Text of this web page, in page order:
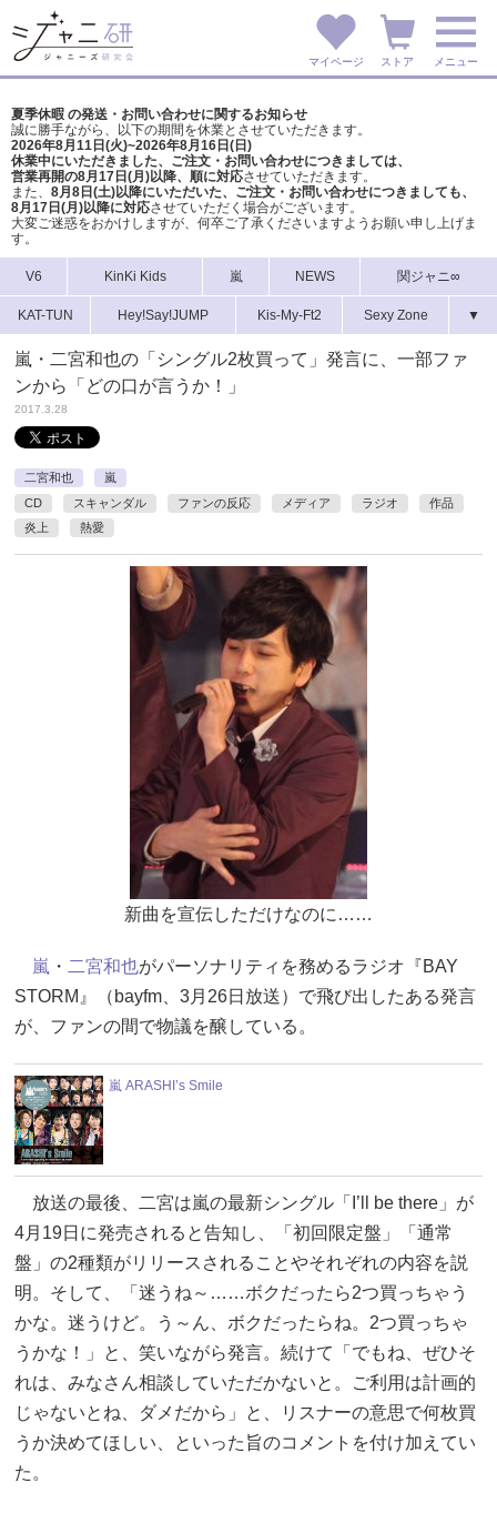
マイページ ストア メニュー
夏季休暇 の発送・お問い合わせに関するお知らせ
誠に勝手ながら、以下の期間を休業とさせていただきます。
2026年8月11日(火)~2026年8月16日(日)
休業中にいただきました、ご注文・お問い合わせにつきましては、
営業再開の8月17日(月)以降、順に対応させていただきます。
また、 8月8日(土)以降にいただいた、ご注文・ お問い合わせにつきましても、
8月17日(月)以降に対応させていただく場合がございます。
大変ご迷惑をおかけしますが、 何卒ご了承くださいますようお願い申し上げま
す。
V6 KinKi Kids 嵐 NEWS 関ジャニ∞
KAT-TUN Hey!Say!JUMP Kis-My-Ft2 Sexy Zone ▼
嵐・二宮和也の「シングル2枚買って」発言に、一部ファ
ンから「どの口が言うか！」
2017.3.28
二宮和也
嵐
CD
スキャンダル ファンの反応 メディア ラジオ
作品
炎上
熱愛
新曲を宣伝しただけなのに……
嵐 ・ 二宮和也がパーソナリティを務めるラジオ『BAY
STORM』（bayfm、3月26日放送）で飛び出したある発言
が、ファンの間で物議を醸している。
嵐 ARASHI’s Smile
放送の最後、二宮は嵐の最新シングル「I’ll be there」が
4月19日に発売されると告知し、「初回限定盤」「通常
盤」の2種類がリリースされることやそれぞれの内容を説
明。そして、「迷うね～……ボクだったら2つ買っちゃう
かな。迷うけど。う～ん、ボクだったらね。2つ買っちゃ
うかな！」と、笑いながら発言。続けて「でもね、ぜひそ
れは、みなさん相談していただかないと。ご利用は計画的
じゃないとね、ダメだから」と、リスナーの意思で何枚買
うか決めてほしい、といった旨のコメントを付け加えてい
た。